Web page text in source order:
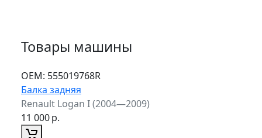
Товары машины
ОЕМ: 555019768R
Балка задняя
Renault Logan I (2004—2009)
11 000р.